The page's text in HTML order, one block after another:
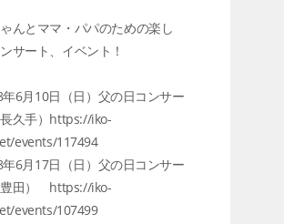
んとママ・パパのための楽し
サート、イベント！
6月10日（日）父の日コンサー
長久手）https://iko-
events/117494
6月17日（日）父の日コンサー
豊田） https://iko-
events/107499